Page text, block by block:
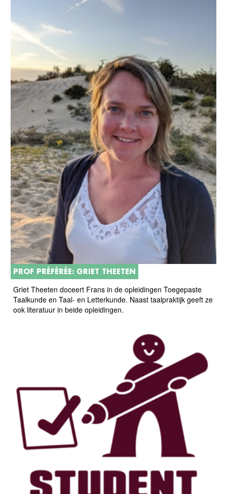
PROF PRÉFÉRÉE: GRIET THEETEN
Griet Theeten doceert Frans in de opleidingen Toegepaste
Taalkunde en Taal- en Letterkunde. Naast taalpraktijk geeft ze
ook literatuur in beide opleidingen.